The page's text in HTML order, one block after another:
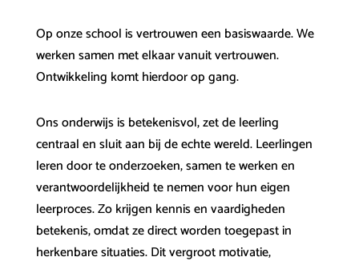
Op onze school is vertrouwen een basiswaarde. We
werken samen met elkaar vanuit vertrouwen.
Ontwikkeling komt hierdoor op gang.
Ons onderwijs is betekenisvol, zet de leerling
centraal en sluit aan bij de echte wereld. Leerlingen
leren door te onderzoeken, samen te werken en
verantwoordelijkheid te nemen voor hun eigen
leerproces. Zo krijgen kennis en vaardigheden
betekenis, omdat ze direct worden toegepast in
herkenbare situaties. Dit vergroot motivatie,